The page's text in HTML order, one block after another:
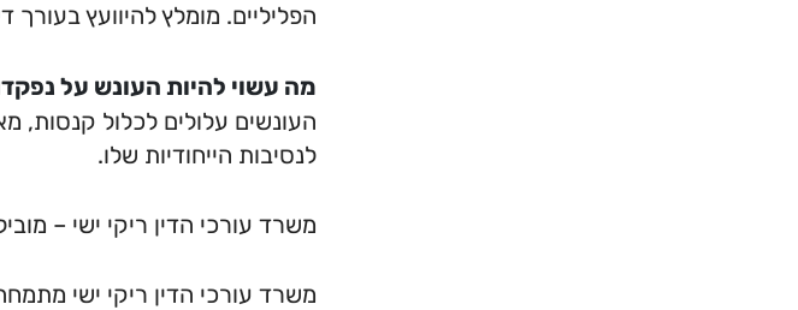
הפליליים. מומלץ להיוועץ בעורך
מה עשוי להיות העונש על
העונשים עלולים לכלול
לנסיבות הייחודיות שלו.
משרד עורכי הדין ריקי ישי –
משרד עורכי הדין ריקי ישי